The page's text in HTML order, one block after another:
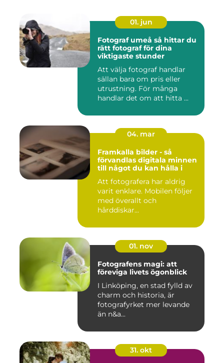
01. jun
Fotograf umeå så hittar du
rätt fotograf för dina
viktigaste stunder
Att välja fotograf handlar
sällan bara om pris eller
utrustning. För många
handlar det om att hitta ...
04. mar
Framkalla bilder - så
förvandlas digitala minnen
till något du kan hålla i
Att fotografera har aldrig
varit enklare. Mobilen följer
med överallt och
hårddiskar...
01. nov
Fotografens magi: att
föreviga livets ögonblick
I Linköping, en stad fylld av
charm och historia, är
fotografyrket mer levande
än n&a...
31. okt